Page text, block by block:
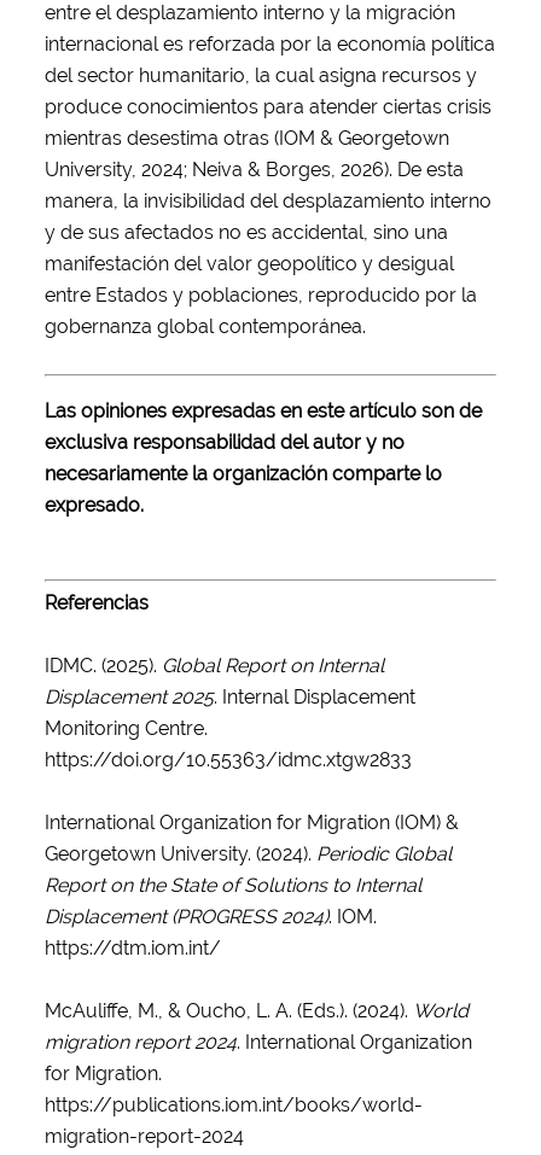
entre el desplazamiento interno y la migración
internacional es reforzada por la economía política
del sector humanitario, la cual asigna recursos y
produce conocimientos para atender ciertas crisis
mientras desestima otras (IOM & Georgetown
University, 2024; Neiva & Borges, 2026). De esta
manera, la invisibilidad del desplazamiento interno
y de sus afectados no es accidental, sino una
manifestación del valor geopolítico y desigual
entre Estados y poblaciones, reproducido por la
gobernanza global contemporánea.
Las opiniones expresadas en este artículo son de
exclusiva responsabilidad del autor y no
necesariamente la organización comparte lo
expresado.
Referencias
IDMC. (2025). Global Report on Internal
Displacement 2025. Internal Displacement
Monitoring Centre.
https://doi.org/10.55363/idmc.xtgw2833
International Organization for Migration (IOM) &
Georgetown University. (2024). Periodic Global
Report on the State of Solutions to Internal
Displacement (PROGRESS 2024). IOM.
https://dtm.iom.int/
McAuliffe, M., & Oucho, L. A. (Eds.). (2024). World
migration report 2024. International Organization
for Migration.
https://publications.iom.int/books/world-
migration-report-2024